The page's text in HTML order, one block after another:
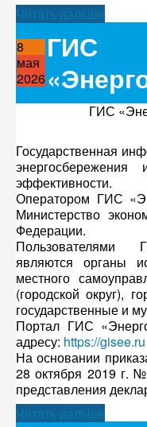
Читать дальше
8
мая
2026
ГИС
ГИС
Государственная
энергосбережения
эффективности.
Оператором ГИС
Министерство
Федерации.
Пользователями
являются органы
местного
(городской округ),
государственные и
Портал ГИС
адресу: https://gisee.ru
На основании
28 октября 2019 г.
представления
Читать дальше